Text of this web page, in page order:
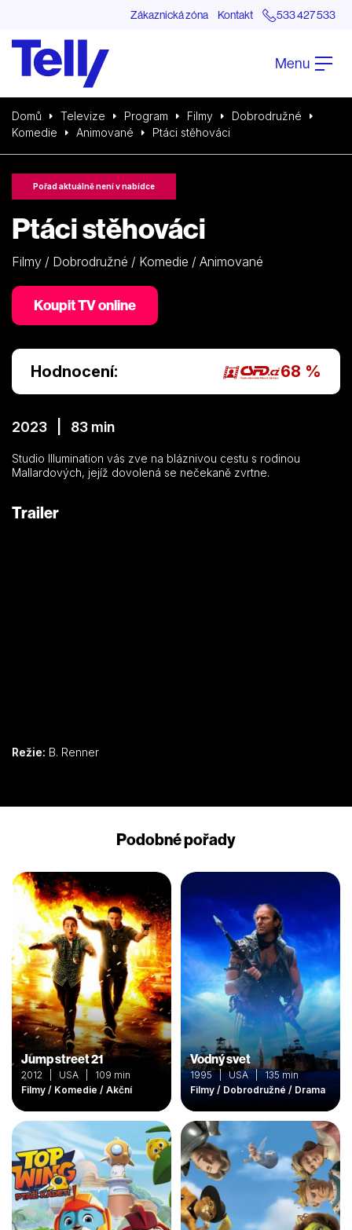
Zákaznická zóna Kontakt 533 427 533
Menu
Domů Televize Program Filmy
Dobrodružné
Komedie
Animované Ptáci stěhováci
Pořad aktuálně není v nabídce
Ptáci stěhováci
Filmy / Dobrodružné / Komedie / Animované
Koupit TV online
Hodnocení: 68 %
2023 | 83 min
Studio Illumination vás zve na bláznivou cestu s rodinou
Mallardových, jejíž dovolená se nečekaně zvrtne.
Trailer
Režie: B. Renner
Podobné pořady
Jump street 21
2012 | USA | 109 min
Filmy / Komedie / Akční
Vodný svet
1995 | USA | 135 min
Filmy / Dobrodružné / Drama